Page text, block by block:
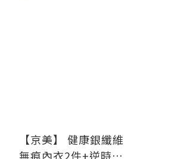
【京美】 健康銀纖維
無痕內衣2件+逆時健